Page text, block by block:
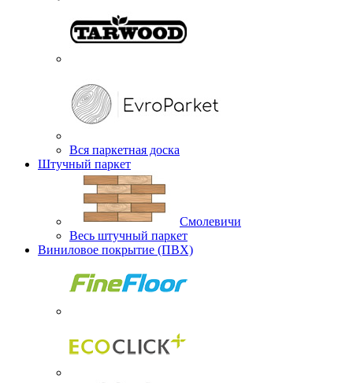
Вся паркетная доска
Штучный паркет
Смолевичи
Весь штучный паркет
Виниловое покрытие (ПВХ)